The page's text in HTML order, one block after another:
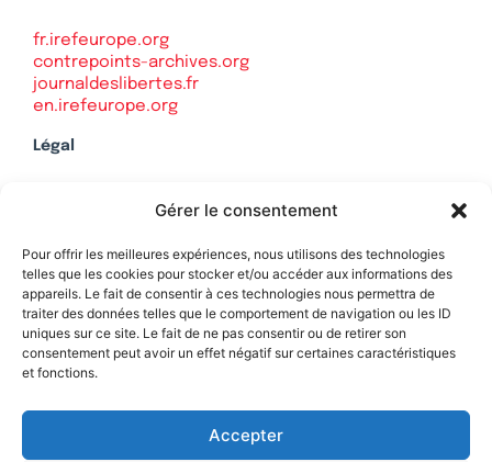
Gérer le consentement
Pour offrir les meilleures expériences, nous utilisons des technologies
telles que les cookies pour stocker et/ou accéder aux informations des
appareils. Le fait de consentir à ces technologies nous permettra de
traiter des données telles que le comportement de navigation ou les ID
uniques sur ce site. Le fait de ne pas consentir ou de retirer son
consentement peut avoir un effet négatif sur certaines caractéristiques
et fonctions.
Accepter
fr.irefeurope.org
contrepoints-archives.org
journaldeslibertes.fr
en.irefeurope.org
Légal
Politique de confidentialité
Contact
Soutenez Contrepoints